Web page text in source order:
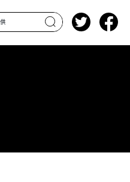
search